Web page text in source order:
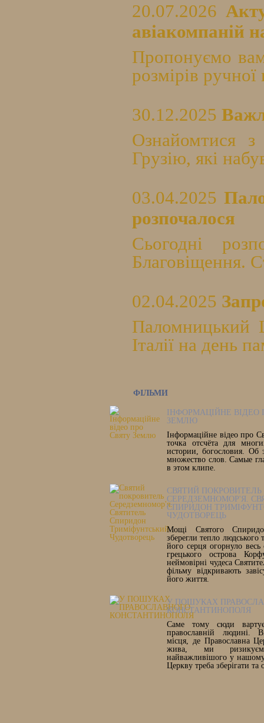
20.07.2026
авіакомпаній
Пропонуємо
розмірів
30.12.2025
Ознайомтися
Грузію, які
03.04.2025
розпочалося
Сьогодні
Благовіщення.
02.04.2025
Паломницький
Італії на день
ФІЛЬМИ
ІНФОРМАЦІЙНЕ ВІДЕО
ЗЕМЛЮ
Інформаційне відео про
точка отсчёта для
истории, богословия. Об
множество слов. Самые
в этом клипе.
СВЯТИЙ ПОКРОВИТЕЛЬ
СЕРЕДЗЕМНОМОР'Я.
СПИРИДОН
ЧУДОТВОРЕЦЬ
Мощі Святого
зберегли тепло людського
його серця огорнуло
грецького острова
неймовірні чудеса
фільму відкривають
його життя.
У ПОШУКАХ
КОНСТАНТИНОПОЛЯ
Саме тому сюди
православній людині.
місця, де Православна
жива, ми
найважливішого у
Церкву треба зберігати та